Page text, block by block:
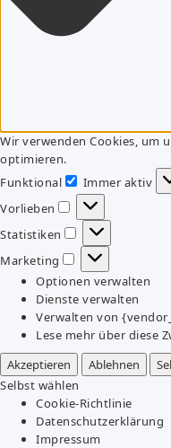
Wir verwenden Cookies, um
optimieren.
Funktional
Funktional
Immer aktiv
Vorlieben
Vorlieben
Statistiken
Statistiken
Marketing
Marketing
Optionen verwalten
Dienste verwalten
Verwalten von
Lese mehr über diese
Akzeptieren
Ablehnen
Selbst wählen
Cookie-Richtlinie
Datenschutzerklärung
Impressum